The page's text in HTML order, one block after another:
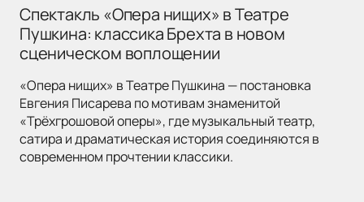
Спектакль «Опера нищих» в Театре
Пушкина: классика Брехта в новом
сценическом воплощении
«Опера нищих» в Театре Пушкина — постановка
Евгения Писарева по мотивам знаменитой
«Трёхгрошовой оперы», где музыкальный театр,
сатира и драматическая история соединяются в
современном прочтении классики.